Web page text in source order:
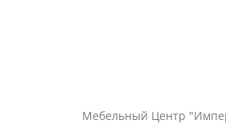
Мебельный Центр